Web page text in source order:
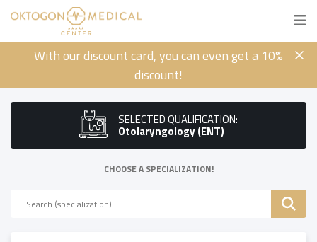
With our discount card, you can even get a 10%
discount!
SELECTED QUALIFICATION:
Otolaryngology (ENT)
CHOOSE A SPECIALIZATION!